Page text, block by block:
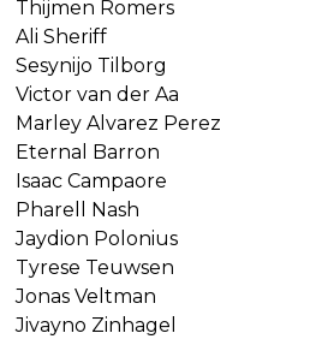
Thijmen Romers
Ali Sheriff
Sesynijo Tilborg
Victor van der Aa
Marley Alvarez Perez
Eternal Barron
Isaac Campaore
Pharell Nash
Jaydion Polonius
Tyrese Teuwsen
Jonas Veltman
Jivayno Zinhagel